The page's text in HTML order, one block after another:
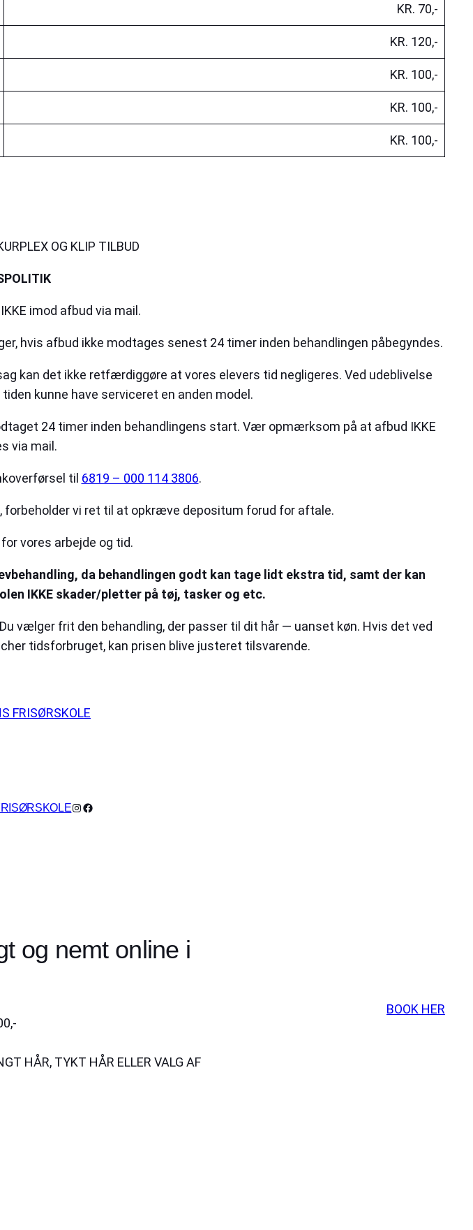
KR. 70,-
KR. 120,-
KR. 100,-
KR. 100,-
KR. 100,-
OG KLIP TILBUD
imod afbud via mail.
hvis afbud ikke modtages senest 24 timer inden behandlingen påbegyndes.
kan det ikke retfærdiggøre at vores elevers tid negligeres. Ved udeblivelse
kunne have serviceret en anden model.
24 timer inden behandlingens start. Vær opmærksom på at afbud IKKE
via mail.
til 6819 – 000 114 3806.
forbeholder vi ret til at opkræve depositum forud for aftale.
vores arbejde og tid.
da behandlingen godt kan tage lidt ekstra tid, samt der kan
IKKE skader/pletter på tøj, tasker og etc.
vælger frit den behandling, der passer til dit hår — uanset køn. Hvis det ved
tidsforbruget, kan prisen blive justeret tilsvarende.
Instagram
Facebook
og nemt online i
HÅR, TYKT HÅR ELLER VALG AF
BOOK HER